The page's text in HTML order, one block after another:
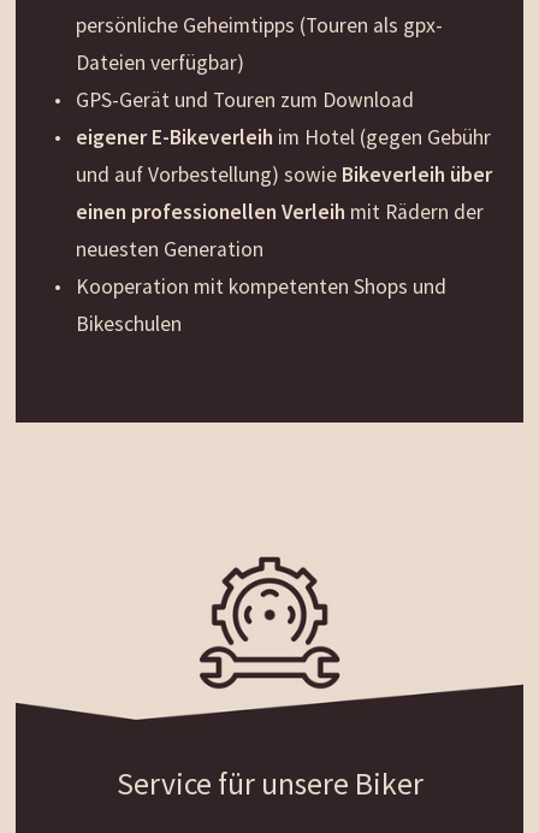
persönliche Geheimtipps (Touren als gpx-
Dateien verfügbar)
GPS-Gerät und Touren zum Download
eigener E-Bikeverleih im Hotel (gegen Gebühr
und auf Vorbestellung) sowie Bikeverleih über
einen professionellen Verleih mit Rädern der
neuesten Generation
Kooperation mit kompetenten Shops und
Bikeschulen
Service für unsere Biker